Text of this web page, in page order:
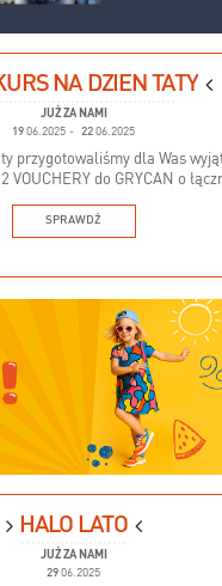
NA DZIEŃ TATY
JUŻ ZA NAMI
19 06.2025 - 22 06.2025
przygotowaliśmy dla Was
do GRYCAN o
SPRAWDŹ
HALO LATO
JUŻ ZA NAMI
29 06.2025